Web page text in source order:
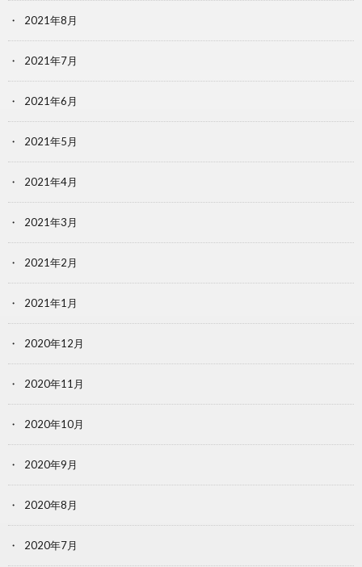
2021年8月
2021年7月
2021年6月
2021年5月
2021年4月
2021年3月
2021年2月
2021年1月
2020年12月
2020年11月
2020年10月
2020年9月
2020年8月
2020年7月